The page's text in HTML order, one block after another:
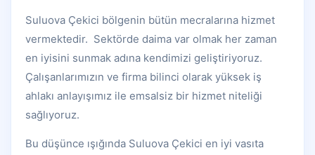
Suluova Çekici bölgenin bütün mecralarına hizmet
vermektedir. Sektörde daima var olmak her zaman
en iyisini sunmak adına kendimizi geliştiriyoruz.
Çalışanlarımızın ve firma bilinci olarak yüksek iş
ahlakı anlayışımız ile emsalsiz bir hizmet niteliği
sağlıyoruz.
Bu düşünce ışığında Suluova Çekici en iyi vasıta